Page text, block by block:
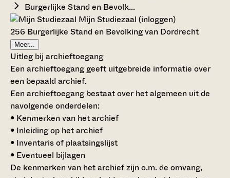
Burgerlijke Stand en Bevolk...
Mijn Studiezaal (inloggen)
256 Burgerlijke Stand en Bevolking van Dordrecht
Meer...
Uitleg bij archieftoegang
Een archieftoegang geeft uitgebreide informatie over
een bepaald archief.
Een archieftoegang bestaat over het algemeen uit de
navolgende onderdelen:
• Kenmerken van het archief
• Inleiding op het archief
• Inventaris of plaatsingslijst
• Eventueel bijlagen
De kenmerken van het archief zijn o.m. de omvang,